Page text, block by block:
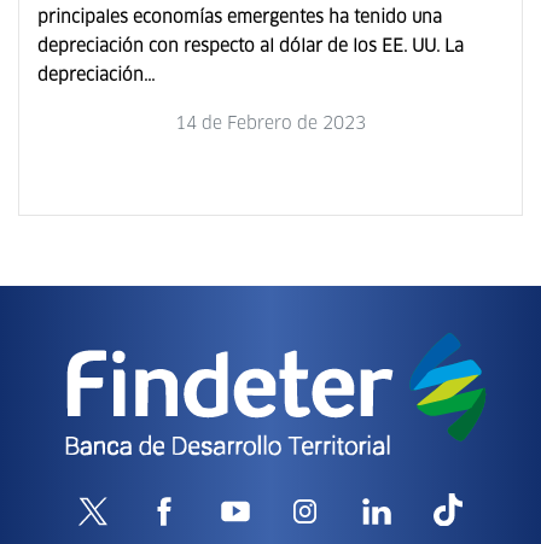
principales economías emergentes ha tenido una
depreciación con respecto al dólar de los EE. UU. La
depreciación...
14 de Febrero de 2023